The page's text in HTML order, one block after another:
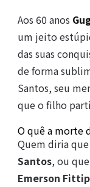
Aos 60 anos
um jeito
das suas
de forma
Santos, seu
que o filho
O quê a morte
Quem diria
Santos, ou
Emerson